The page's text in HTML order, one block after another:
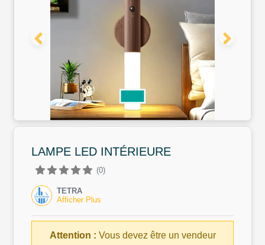
LAMPE LED INTÉRIEURE
(0)
TETRA
Afficher Plus
Attention : Vous devez être un vendeur